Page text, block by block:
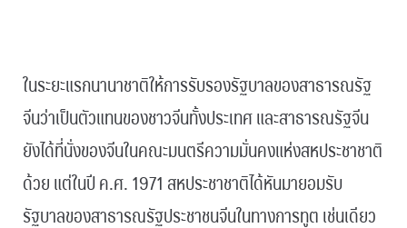
ในระยะแรกนานาชาติให้การรับรองรัฐบาลของสาธารณรัฐ
จีนว่าเป็นตัวแทนของชาวจีนทั้งประเทศ และสาธารณรัฐจีน
ยังได้ที่นั่งของจีนในคณะมนตรีความมั่นคงแห่งสหประชาชาติ
ด้วย แต่ในปี ค.ศ. 1971 สหประชาชาติได้หันมายอมรับ
รัฐบาลของสาธารณรัฐประชาชนจีนในทางการทูต เช่นเดียว